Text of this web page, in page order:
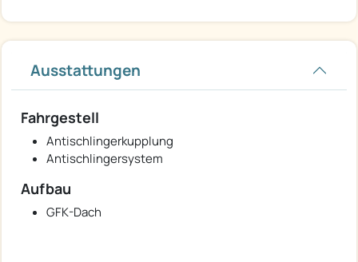
Ausstattungen
Fahrgestell
Antischlingerkupplung
Antischlingersystem
Aufbau
GFK-Dach